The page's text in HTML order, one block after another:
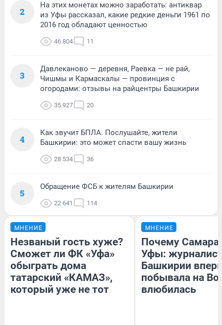
2
На этих монетах можно заработать: антиквар
из Уфы рассказал, какие редкие деньги 1961 по
2016 год обладают ценностью
46 804 11
3
Давлеканово — деревня, Раевка — не рай,
Чишмы и Кармаскалы — провинция с
огородами: отзывы на райцентры Башкирии
35 927 20
4
Как звучит БПЛА. Послушайте, жители
Башкирии: это может спасти вашу жизнь
28 534 36
5
Обращение ФСБ к жителям Башкирии
22 641 114
МНЕНИЕ
Незваный гость хуже?
Сможет ли ФК «Уфа»
обыграть дома
татарский «КАМАЗ»,
который уже не тот
МНЕНИЕ
Почему Самара
Уфы:
Башкирии
побывала на
влюбилась